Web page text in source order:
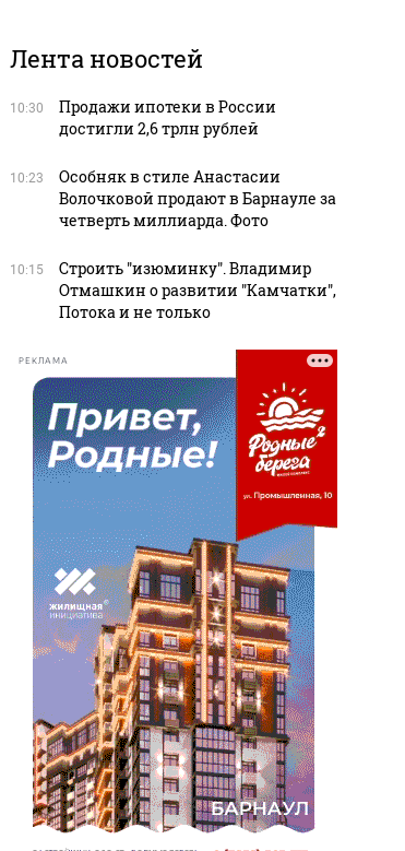
Лента новостей
10:30
Продажи ипотеки в России
достигли 2,6 трлн рублей
10:23
Особняк в стиле Анастасии
Волочковой продают в Барнауле за
четверть миллиарда. Фото
10:15
Строить "изюминку". Владимир
Отмашкин о развитии "Камчатки",
Потока и не только
РЕКЛАМА